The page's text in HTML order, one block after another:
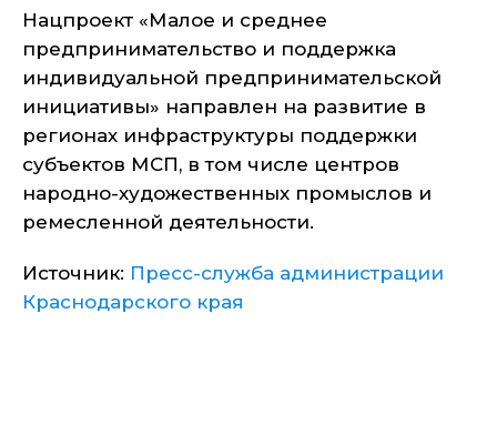
Нацпроект «Малое и среднее
предпринимательство и поддержка
индивидуальной предпринимательской
инициативы» направлен на развитие в
регионах инфраструктуры поддержки
субъектов МСП, в том числе центров
народно-художественных промыслов и
ремесленной деятельности.
Источник: Пресс-служба администрации
Краснодарского края